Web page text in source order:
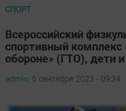
СПОРТ
Всероссийский
спортивный комплекс
обороне» (ГТО), дети
admin, 6 сентября 2023 - 09:34